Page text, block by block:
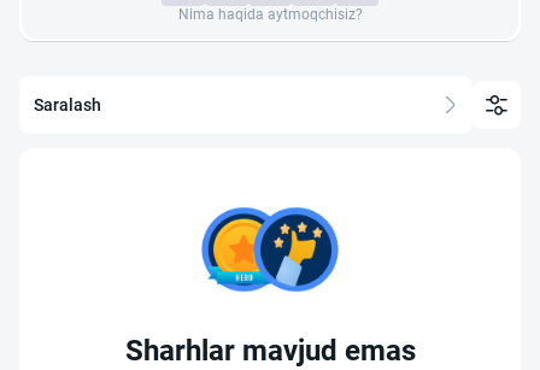
Nima haqida aytmoqchisiz?
Saralash
Sharhlar mavjud emas